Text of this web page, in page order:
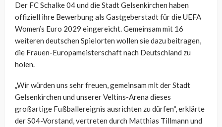
Der FC Schalke 04 und die Stadt Gelsenkirchen haben
offiziell ihre Bewerbung als Gastgeberstadt für die UEFA
Women’s Euro 2029 eingereicht. Gemeinsam mit 16
weiteren deutschen Spielorten wollen sie dazu beitragen,
die Frauen-Europameisterschaft nach Deutschland zu
holen.
„Wir würden uns sehr freuen, gemeinsam mit der Stadt
Gelsenkirchen und unserer Veltins-Arena dieses
großartige Fußballereignis ausrichten zu dürfen“, erklärte
der S04-Vorstand, vertreten durch Matthias Tillmann und